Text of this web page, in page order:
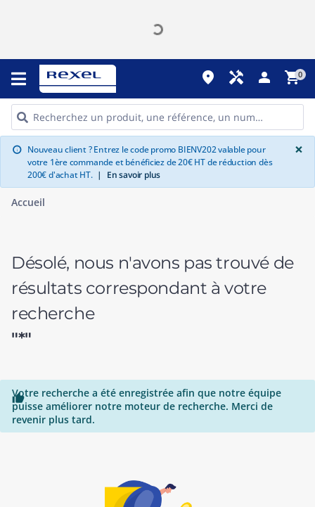
place handyman person shopping_cart0
info Nouveau client ? Entrez le code promo BIENV202 valable pour
votre 1ère commande et bénéficiez de 20€ HT de réduction dès
200€ d'achat HT. | En savoir plus
×
Accueil
Désolé, nous n'avons pas trouvé de
résultats correspondant à votre
recherche
"*"

Votre recherche a été enregistrée afin que notre équipe
puisse améliorer notre moteur de recherche. Merci de
revenir plus tard.